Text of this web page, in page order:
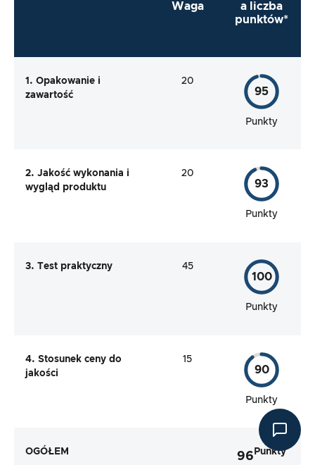
Waga
a liczba
punktów*
1. Opakowanie i
zawartość
20
95
Punkty
2. Jakość wykonania i
wygląd produktu
20
93
Punkty
3. Test praktyczny 45
100
Punkty
4. Stosunek ceny do
jakości
15
90
Punkty
OGÓŁEM 96 Punkty